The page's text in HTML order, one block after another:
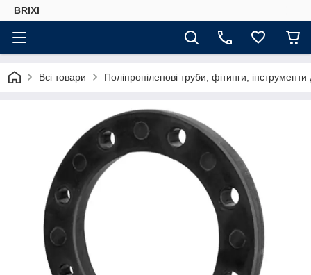
BRIXI
Всі товари Поліпропіленові труби, фітинги,